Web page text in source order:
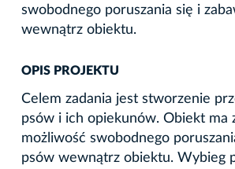
swobodnego poruszania się i
wewnątrz obiektu.
OPIS PROJEKTU
Celem zadania jest stworzenie
psów i ich opiekunów. Obiekt ma
możliwość swobodnego
psów wewnątrz obiektu. Wybieg